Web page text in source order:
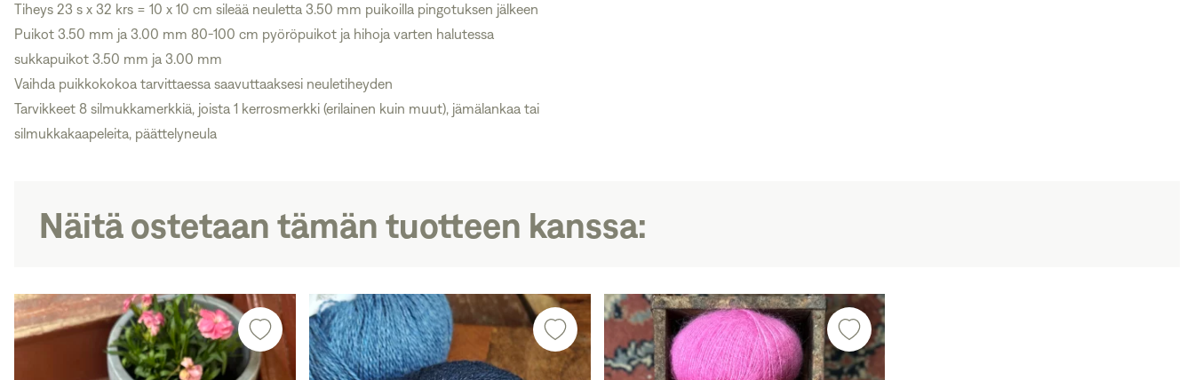
Tiheys 23 s x 32 krs = 10 x 10 cm sileää neuletta 3.50 mm puikoilla pingotuksen jälkeen
Puikot 3.50 mm ja 3.00 mm 80-100 cm pyöröpuikot ja hihoja varten halutessa
sukkapuikot 3.50 mm ja 3.00 mm
Vaihda puikkokokoa tarvittaessa saavuttaaksesi neuletiheyden
Tarvikkeet 8 silmukkamerkkiä, joista 1 kerrosmerkki (erilainen kuin muut), jämälankaa tai
silmukkakaapeleita, päättelyneula
Näitä ostetaan tämän tuotteen kanssa: